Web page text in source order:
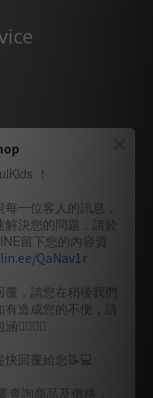
興路69號
！
一位客人的訊息，
解決您的問題，請於
留下您的內容資
QaNav1r
覆，請您在稍後我們
造成您的不便，請
🙇🏽‍🙇‍♀️
快回覆給您📝💻️
查詢商品及價格，